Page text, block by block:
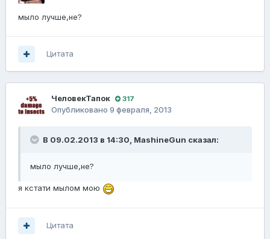
мыло лучше,не?
Цитата
ЧеловекТапок 317
Опубликовано 9 февраля, 2013
В 09.02.2013 в 14:30, MashineGun сказал:
мыло лучше,не?
я кстати мылом мою
Цитата